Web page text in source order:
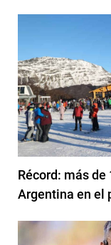
Récord: más
Argentina en el